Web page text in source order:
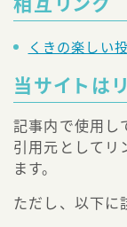
くきの楽しい
当サイトは
記事内で使用し
引用元としてリ
ます。
ただし、以下に